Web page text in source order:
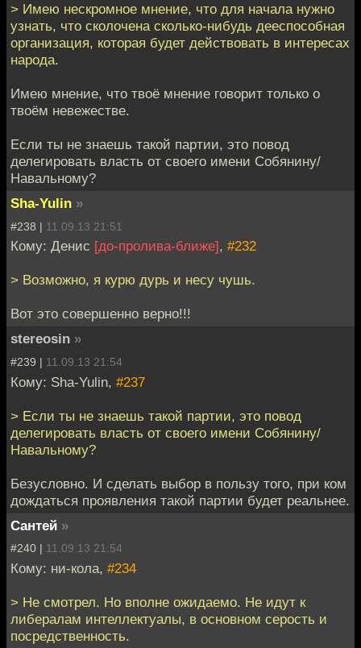
> Имею нескромное мнение, что для начала нужно
узнать, что сколочена сколько-нибудь дееспособная
организация, которая будет действовать в интересах
народа.
Имею мнение, что твоё мнение говорит только о
твоём невежестве.
Если ты не знаешь такой партии, это повод
делегировать власть от своего имени Собянину/
Навальному?
Sha-Yulin »
#238 | 11.09.13 21:51
Кому: Денис [до-пролива-ближе], #232
> Возможно, я курю дурь и несу чушь.
Вот это совершенно верно!!!
stereosin »
#239 | 11.09.13 21:54
Кому: Sha-Yulin, #237
> Если ты не знаешь такой партии, это повод
делегировать власть от своего имени Собянину/
Навальному?
Безусловно. И сделать выбор в пользу того, при ком
дождаться проявления такой партии будет реальнее.
Сантей »
#240 | 11.09.13 21:54
Кому: ни-кола, #234
> Не смотрел. Но вполне ожидаемо. Не идут к
либералам интеллектуалы, в основном серость и
посредственность.